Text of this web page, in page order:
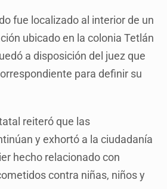
fue localizado al interior de un
ubicado en la colonia Tetlán
a disposición del juez que
para definir su
reiteró que las
y exhortó a la ciudadanía
hecho relacionado con
contra niñas, niños y